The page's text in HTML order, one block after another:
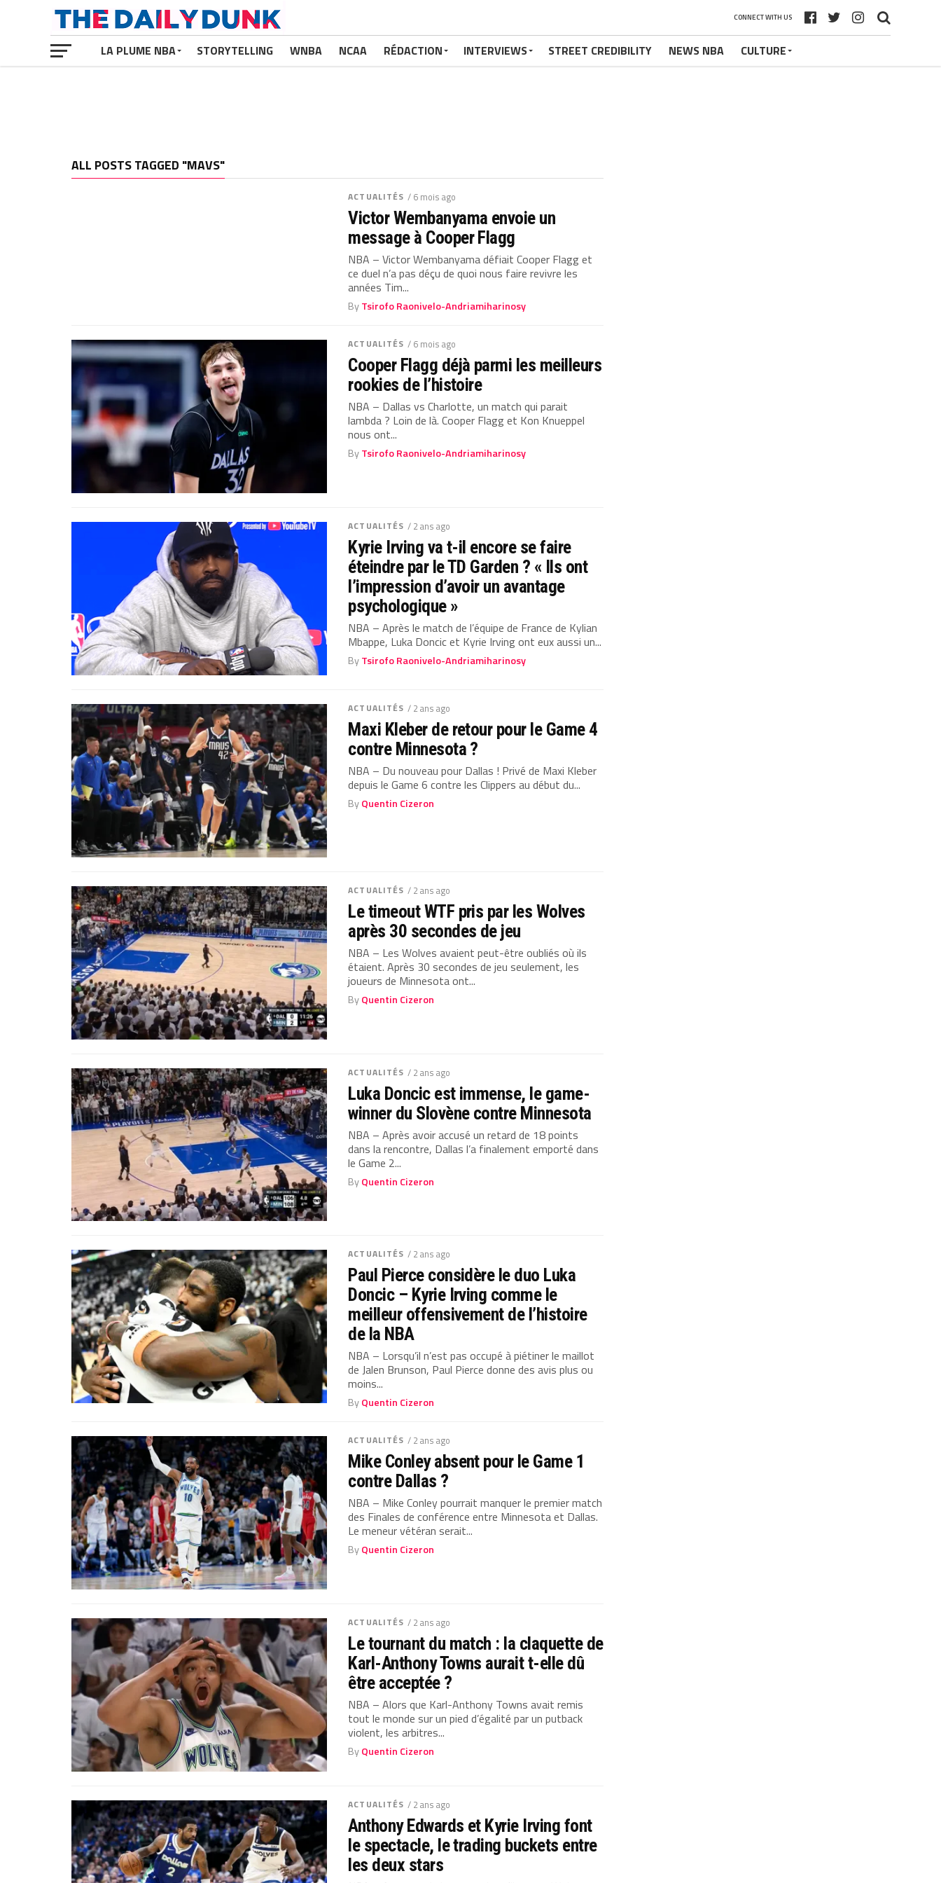
CONNECT WITH US
LA PLUME NBA STORYTELLING WNBA NCAA RÉDACTION INTERVIEWS STREET CREDIBILITY NEWS NBA CULTURE
ALL POSTS TAGGED "MAVS"
ACTUALITÉS / 6 mois ago
Victor Wembanyama envoie un
message à Cooper Flagg
NBA – Victor Wembanyama défiait Cooper Flagg et
ce duel n’a pas déçu de quoi nous faire revivre les
années Tim...
ByTsirofo Raonivelo-Andriamiharinosy
ACTUALITÉS / 6 mois ago
Cooper Flagg déjà parmi les meilleurs
rookies de l’histoire
NBA – Dallas vs Charlotte, un match qui parait
lambda ? Loin de là. Cooper Flagg et Kon Knueppel
nous ont...
ByTsirofo Raonivelo-Andriamiharinosy
ACTUALITÉS / 2 ans ago
Kyrie Irving va t-il encore se faire
éteindre par le TD Garden ? « Ils ont
l’impression d’avoir un avantage
psychologique »
NBA – Après le match de l’équipe de France de Kylian
Mbappe, Luka Doncic et Kyrie Irving ont eux aussi un...
ByTsirofo Raonivelo-Andriamiharinosy
ACTUALITÉS / 2 ans ago
Maxi Kleber de retour pour le Game 4
contre Minnesota ?
NBA – Du nouveau pour Dallas ! Privé de Maxi Kleber
depuis le Game 6 contre les Clippers au début du...
ByQuentin Cizeron
ACTUALITÉS / 2 ans ago
Le timeout WTF pris par les Wolves
après 30 secondes de jeu
NBA – Les Wolves avaient peut-être oubliés où ils
étaient. Après 30 secondes de jeu seulement, les
joueurs de Minnesota ont...
ByQuentin Cizeron
ACTUALITÉS / 2 ans ago
Luka Doncic est immense, le game-
winner du Slovène contre Minnesota
NBA – Après avoir accusé un retard de 18 points
dans la rencontre, Dallas l’a finalement emporté dans
le Game 2...
ByQuentin Cizeron
ACTUALITÉS / 2 ans ago
Paul Pierce considère le duo Luka
Doncic – Kyrie Irving comme le
meilleur offensivement de l’histoire
de la NBA
NBA – Lorsqu’il n’est pas occupé à piétiner le maillot
de Jalen Brunson, Paul Pierce donne des avis plus ou
moins...
ByQuentin Cizeron
ACTUALITÉS / 2 ans ago
Mike Conley absent pour le Game 1
contre Dallas ?
NBA – Mike Conley pourrait manquer le premier match
des Finales de conférence entre Minnesota et Dallas.
Le meneur vétéran serait...
ByQuentin Cizeron
ACTUALITÉS / 2 ans ago
Le tournant du match : la claquette de
Karl-Anthony Towns aurait t-elle dû
être acceptée ?
NBA – Alors que Karl-Anthony Towns avait remis
tout le monde sur un pied d’égalité par un putback
violent, les arbitres...
ByQuentin Cizeron
ACTUALITÉS / 2 ans ago
Anthony Edwards et Kyrie Irving font
le spectacle, le trading buckets entre
les deux stars